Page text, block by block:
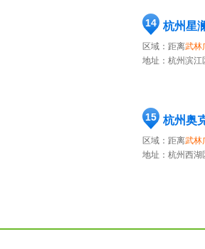
14 杭州星
区域：距离武林
地址： 杭州滨江
15 杭州奥
区域：距离武林
地址： 杭州西湖